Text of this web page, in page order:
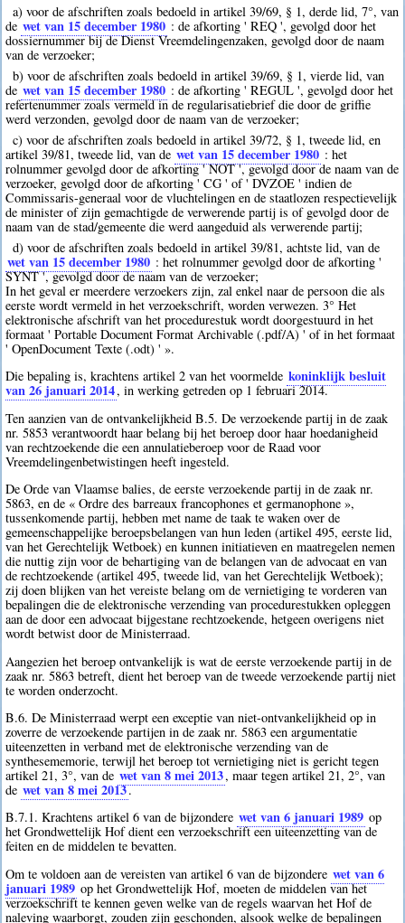
a) voor de afschriften zoals bedoeld in artikel 39/69, § 1, derde lid, 7°, van
de wet van 15 december 1980 : de afkorting ' REQ ', gevolgd door het
dossiernummer bij de Dienst Vreemdelingenzaken, gevolgd door de naam
van de verzoeker;
b) voor de afschriften zoals bedoeld in artikel 39/69, § 1, vierde lid, van
de wet van 15 december 1980 : de afkorting ' REGUL ', gevolgd door het
refertenummer zoals vermeld in de regularisatiebrief die door de griffie
werd verzonden, gevolgd door de naam van de verzoeker;
c) voor de afschriften zoals bedoeld in artikel 39/72, § 1, tweede lid, en
artikel 39/81, tweede lid, van de wet van 15 december 1980 : het
rolnummer gevolgd door de afkorting ' NOT ', gevolgd door de naam van de
verzoeker, gevolgd door de afkorting ' CG ' of ' DVZOE ' indien de
Commissaris-generaal voor de vluchtelingen en de staatlozen respectievelijk
de minister of zijn gemachtigde de verwerende partij is of gevolgd door de
naam van de stad/gemeente die werd aangeduid als verwerende partij;
d) voor de afschriften zoals bedoeld in artikel 39/81, achtste lid, van de
wet van 15 december 1980 : het rolnummer gevolgd door de afkorting '
SYNT ', gevolgd door de naam van de verzoeker;
In het geval er meerdere verzoekers zijn, zal enkel naar de persoon die als
eerste wordt vermeld in het verzoekschrift, worden verwezen. 3° Het
elektronische afschrift van het procedurestuk wordt doorgestuurd in het
formaat ' Portable Document Format Archivable (.pdf/A) ' of in het formaat
' OpenDocument Texte (.odt) ' ».
Die bepaling is, krachtens artikel 2 van het voormelde koninklijk besluit
van 26 januari 2014, in werking getreden op 1 februari 2014.
Ten aanzien van de ontvankelijkheid B.5. De verzoekende partij in de zaak
nr. 5853 verantwoordt haar belang bij het beroep door haar hoedanigheid
van rechtzoekende die een annulatieberoep voor de Raad voor
Vreemdelingenbetwistingen heeft ingesteld.
De Orde van Vlaamse balies, de eerste verzoekende partij in de zaak nr.
5863, en de « Ordre des barreaux francophones et germanophone »,
tussenkomende partij, hebben met name de taak te waken over de
gemeenschappelijke beroepsbelangen van hun leden (artikel 495, eerste lid,
van het Gerechtelijk Wetboek) en kunnen initiatieven en maatregelen nemen
die nuttig zijn voor de behartiging van de belangen van de advocaat en van
de rechtzoekende (artikel 495, tweede lid, van het Gerechtelijk Wetboek);
zij doen blijken van het vereiste belang om de vernietiging te vorderen van
bepalingen die de elektronische verzending van procedurestukken opleggen
aan de door een advocaat bijgestane rechtzoekende, hetgeen overigens niet
wordt betwist door de Ministerraad.
Aangezien het beroep ontvankelijk is wat de eerste verzoekende partij in de
zaak nr. 5863 betreft, dient het beroep van de tweede verzoekende partij niet
te worden onderzocht.
B.6. De Ministerraad werpt een exceptie van niet-ontvankelijkheid op in
zoverre de verzoekende partijen in de zaak nr. 5863 een argumentatie
uiteenzetten in verband met de elektronische verzending van de
synthesememorie, terwijl het beroep tot vernietiging niet is gericht tegen
artikel 21, 3°, van de wet van 8 mei 2013, maar tegen artikel 21, 2°, van
de wet van 8 mei 2013.
B.7.1. Krachtens artikel 6 van de bijzondere wet van 6 januari 1989 op
het Grondwettelijk Hof dient een verzoekschrift een uiteenzetting van de
feiten en de middelen te bevatten.
Om te voldoen aan de vereisten van artikel 6 van de bijzondere wet van 6
januari 1989 op het Grondwettelijk Hof, moeten de middelen van het
verzoekschrift te kennen geven welke van de regels waarvan het Hof de
naleving waarborgt, zouden zijn geschonden, alsook welke de bepalingen